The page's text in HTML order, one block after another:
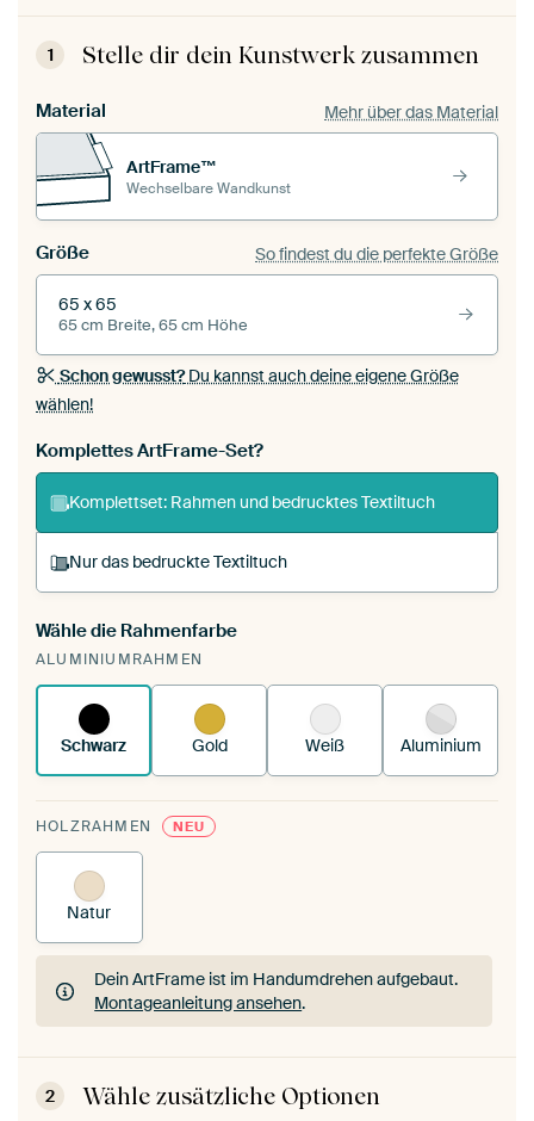
1 Stelle dir dein Kunstwerk zusammen
Material Mehr über das Material
ArtFrame™
Wechselbare Wandkunst
Größe So findest du die perfekte Größe
65 x 65
65 cm Breite, 65 cm Höhe
Schon gewusst?Du kannst auch deine eigene Größe
wählen!
Komplettes ArtFrame-Set?
Komplettset: Rahmen und bedrucktes Textiltuch
Nur das bedruckte Textiltuch
Du spannst einen wechselbaren Textiltuch in
deinen vorhandenen ArtFrame™.
es.
Wähle die Rahmenfarbe
ALUMINIUMRAHMEN
Schwarz Gold Weiß Aluminium
HOLZRAHMEN NEU
Natur
Dein ArtFrame ist im Handumdrehen aufgebaut.
Montageanleitung ansehen.
Dein ArtFrame ist im Handumdrehen aufgebaut.
Montageanleitung ansehen
2 Wähle zusätzliche Optionen